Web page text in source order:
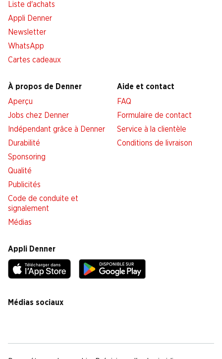
Liste d'achats
Appli Denner
Newsletter
WhatsApp
Cartes cadeaux
À propos de Denner
Aperçu
Jobs chez Denner
Indépendant grâce à Denner
Durabilité
Sponsoring
Qualité
Publicités
Code de conduite et
signalement
Médias
Aide et contact
FAQ
Formulaire de contact
Service à la clientèle
Conditions de livraison
Appli Denner
Médias sociaux